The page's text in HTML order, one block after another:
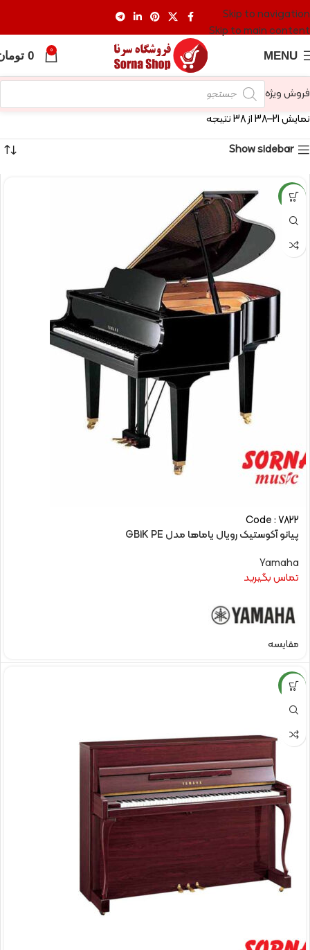
Skip to navigation
Skip to main content
MENU
0
0
فروش ویژه
نمایش 21–38 از 38 نتیجه
Show sidebar
NEW
Code : 7822
پیانو آکوستیک رویال یاماها مدل GB1K PE
Yamaha
تماس بگیرید
مقایسه
NEW